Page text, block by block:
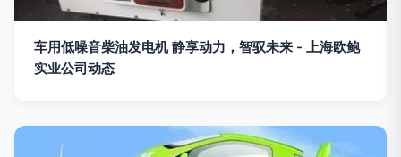
车用低噪音柴油发电机 静享动力，智驭未来 - 上海欧鲍
实业公司动态